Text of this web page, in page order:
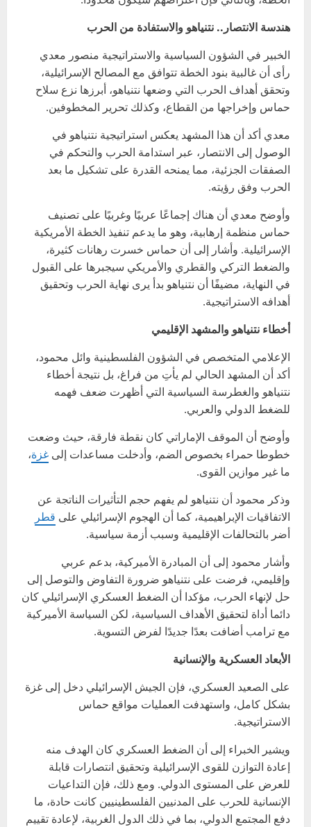
هندسة الانتصار.. نتنياهو والاستفادة من الحرب
الخبير في الشؤون السياسية والاستراتيجية منصور معدي
رأى أن غالبية بنود الخطة تتوافق مع المصالح الإسرائيلية،
وتحقق أهداف الحرب التي وضعها نتنياهو، أبرزها نزع سلاح
حماس وإخراجها من القطاع، وكذلك تحرير المخطوفين.
معدي أكد أن هذا المشهد يعكس استراتيجية نتنياهو في
الوصول إلى الانتصار، عبر استدامة الحرب والتحكم في
الصفقات الجزئية، مما يمنحه القدرة على تشكيل ما بعد
الحرب وفق رؤيته.
وأوضح معدي أن هناك إجماعًا عربيًا وغربيًا على تصنيف
حماس منظمة إرهابية، وهو ما يدعم تنفيذ الخطة الأمريكية
الإسرائيلية. وأشار إلى أن حماس خسرت رهانات كثيرة،
والضغط التركي والقطري والأمريكي سيجبرها على القبول
في النهاية، مضيفًا أن نتنياهو بدأ يرى نهاية الحرب وتحقيق
أهدافه الاستراتيجية.
أخطاء نتنياهو والمشهد الإقليمي
الإعلامي المتخصص في الشؤون الفلسطينية وائل محمود،
أكد أن المشهد الحالي لم يأتِ من فراغ، بل نتيجة أخطاء
نتنياهو والغطرسة السياسية التي أظهرت ضعف فهمه
للضغط الدولي والعربي.
وأوضح أن الموقف الإماراتي كان نقطة فارقة، حيث وضعت
خطوطا حمراء بخصوص الضم، وأدخلت مساعدات إلى غزة،
ما غير موازين القوى.
وذكر محمود أن نتنياهو لم يفهم حجم التأثيرات الناتجة عن
الاتفاقيات الإبراهيمية، كما أن الهجوم الإسرائيلي على قطر
أضر بالتحالفات الإقليمية وسبب أزمة سياسية.
وأشار محمود إلى أن المبادرة الأميركية، بدعم عربي
وإقليمي، فرضت على نتنياهو ضرورة التفاوض والتوصل إلى
حل لإنهاء الحرب، مؤكدا أن الضغط العسكري الإسرائيلي كان
دائما أداة لتحقيق الأهداف السياسية، لكن السياسة الأميركية
مع ترامب أضافت بعدًا جديدًا لفرض التسوية.
الأبعاد العسكرية والإنسانية
على الصعيد العسكري، فإن الجيش الإسرائيلي دخل إلى غزة
بشكل كامل، واستهدفت العمليات مواقع حماس
الاستراتيجية.
ويشير الخبراء إلى أن الضغط العسكري كان الهدف منه
إعادة التوازن للقوى الإسرائيلية وتحقيق انتصارات قابلة
للعرض على المستوى الدولي. ومع ذلك، فإن التداعيات
الإنسانية للحرب على المدنيين الفلسطينيين كانت حادة، ما
دفع المجتمع الدولي، بما في ذلك الدول الغربية، لإعادة تقييم